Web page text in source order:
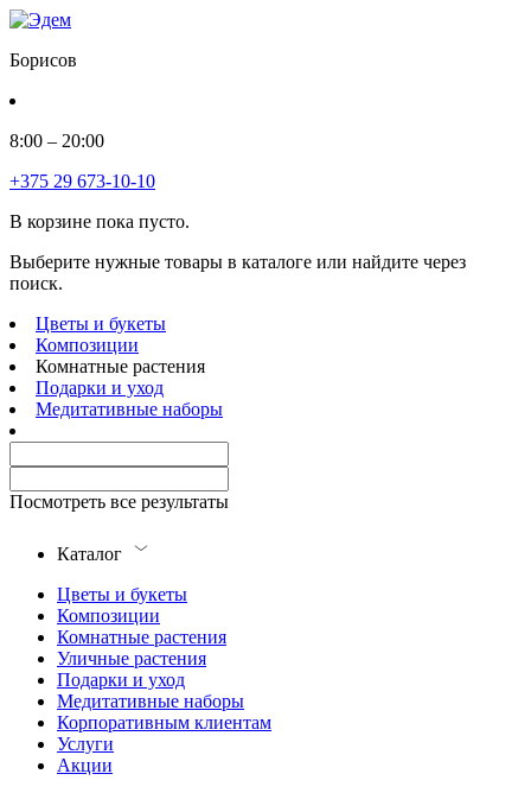
Борисов
8:00 – 20:00
+375 29 673-10-10
В корзине пока пусто.
Выберите нужные товары в каталоге или найдите через
поиск.
Цветы и букеты
Композиции
Комнатные растения
Подарки и уход
Медитативные наборы
Посмотреть все результаты
Каталог
Цветы и букеты
Композиции
Комнатные растения
Уличные растения
Подарки и уход
Медитативные наборы
Корпоративным клиентам
Услуги
Акции